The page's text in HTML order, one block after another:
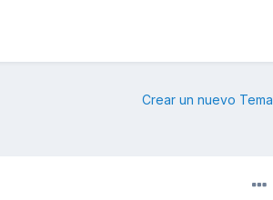
Crear un nuevo Tema